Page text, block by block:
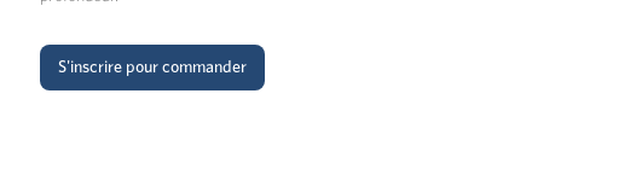
S'inscrire pour commander